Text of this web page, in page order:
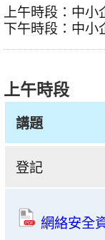
上午時段：中
下午時段：中小
上午時段
建
講題
登記
網絡安全